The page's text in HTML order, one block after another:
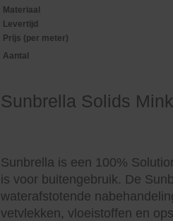
Materiaal
Levertijd
Prijs (per meter)
Aantal
Sunbrella Solids
Sunbrella is een 100%
is voor buitengebruik. De
waterafstotende
vetvlekken, vloeistoffen en